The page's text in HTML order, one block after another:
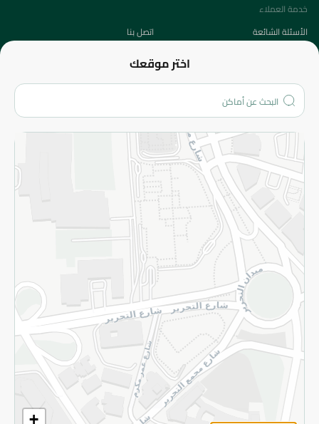
اختر موقعك
+
خدمة العملاء
الأسئلة الشائعة
اتصل بنا
من نحن؟
الفروع
المزيد
الاسترجاع
سياسة الاستخدام
سياسة الخصوصية
قم بالتسجيل للنشرة
©2026 - Spinneys | جميع الحقوق محفوظة